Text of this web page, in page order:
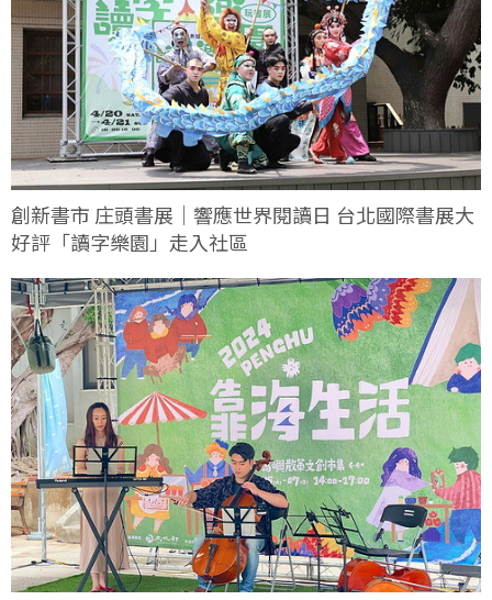
創新書市 庄頭書展｜響應世界閱讀日 台北國際書展大
好評「讀字樂園」走入社區